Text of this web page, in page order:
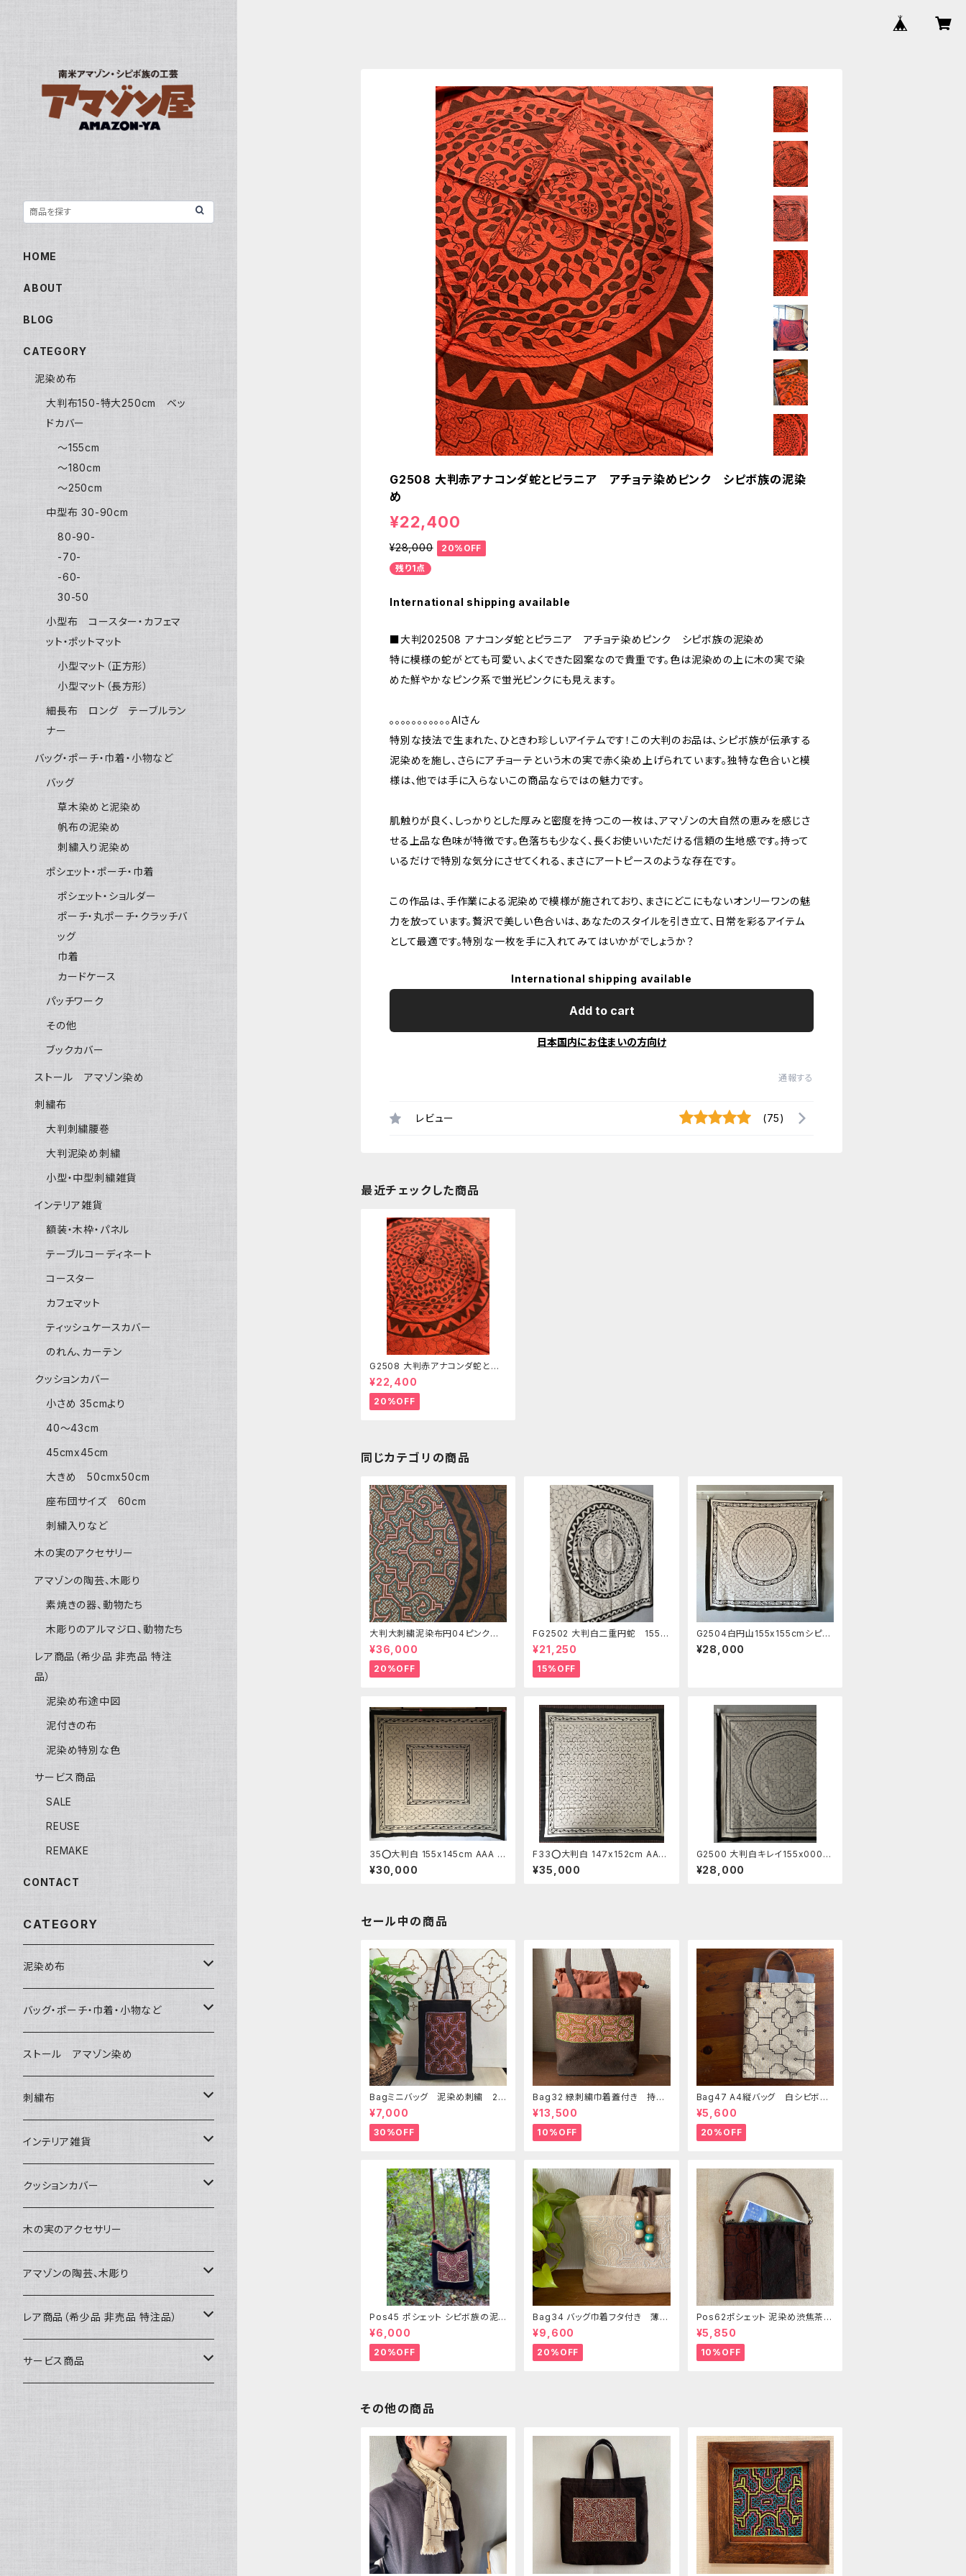
G2508 大判赤アナコンダ蛇とピラニア アチョテ染めピンク シピボ族の泥染
め
¥22,400
¥28,000
20%OFF
残り1点
International shipping available
■大判202508 アナコンダ蛇とピラニア アチョテ染めピンク シピボ族の泥染め
特に模様の蛇がとても可愛い、よくできた図案なので貴重です。色は泥染めの上に木の実で染
めた鮮やかなピンク系で蛍光ピンクにも見えます。
。。。。。。。。。。。AIさん
特別な技法で生まれた、ひときわ珍しいアイテムです！この大判のお品は、シピボ族が伝承する
泥染めを施し、さらにアチョーテという木の実で赤く染め上げられています。独特な色合いと模
様は、他では手に入らないこの商品ならではの魅力です。
肌触りが良く、しっかりとした厚みと密度を持つこの一枚は、アマゾンの大自然の恵みを感じさ
せる上品な色味が特徴です。色落ちも少なく、長くお使いいただける信頼の生地感です。持って
いるだけで特別な気分にさせてくれる、まさにアートピースのような存在です。
この作品は、手作業による泥染めで模様が施されており、まさにどこにもないオンリーワンの魅
力を放っています。贅沢で美しい色合いは、あなたのスタイルを引き立て、日常を彩るアイテム
として最適です。特別な一枚を手に入れてみてはいかがでしょうか？
International shipping available
Add to cart
日本国内にお住まいの方向け
通報する
レビュー (75)
最近チェックした商品
G2508 大判赤アナコンダ蛇とピ
ラニア アチョテ染めピンク シピ
ボ族の泥染め
¥22,400
20%OFF
同じカテゴリの商品
大判大刺繍泥染布円04ピンク
アマゾン・シピボ族の泥染め アヤ
ワスカ AAA タペストリー 先住
民族の工芸 スピリチュアル
¥36,000
20%OFF
FG2502 大判白二重円蛇 155c
m シピボ族の泥染め
¥21,250
15%OFF
G2504白円山155x155cmシピボ
族の泥染め 先住民族の工芸布
伝統工芸 エスニック
¥28,000
35⭕️大判白 155x145cm AAA ア
マゾン シピボ族の泥染め アヤワス
カ四角葉っぱ
¥30,000
F33⭕️大判白 147x152cm AAA
厚地 アマゾン シピボ族の泥染め
シンプル 植物
¥35,000
G2500 大判白キレイ155x000c
mAシピボ族の泥染め 先住民族の
工芸布 伝統工芸 エスニック
¥28,000
セール中の商品
Bagミニバッグ 泥染め刺繍 20
x28cm iPadケース お出かけバ
ッグ 先住民族 工芸 手刺繍 S
hipibo bag 手仕事
¥7,000
30%OFF
Bag32 緑刺繍巾着蓋付き 持ち
手裏泥染め無地 巾着蓋奄美大
島の車輪梅色 シピボバック
¥13,500
10%OFF
Bag47 A4縦バッグ 白シピボ模
様 シピボ族の泥染め
¥5,600
20%OFF
Pos45 ポシェット シピボ族の泥
染め刺繍のショルダー
¥6,000
20%OFF
Bag34 バッグ巾着フタ付き 薄い
ピンク系ベージュ シピボ族の手刺
繍シャーベットカラー
¥9,600
20%OFF
Pos62ポシェット 泥染め渋焦茶フ
ァスナーポーチ 20x18cm 渋い
泥染めアレンジ 男性用小物入
れ 暇の付け替え可能
¥5,850
10%OFF
その他の商品
HOME
ABOUT
BLOG
CATEGORY
泥染め布
大判布150-特大250cm ベッ
ドカバー
〜155cm
〜180cm
〜250cm
中型布 30-90cm
80-90-
-70-
-60-
30-50
小型布 コースター・カフェマ
ット・ポットマット
小型マット（正方形）
小型マット（長方形）
細長布 ロング テーブルラン
ナー
バッグ・ポーチ・巾着・小物など
バッグ
草木染めと泥染め
帆布の泥染め
刺繍入り泥染め
ポシェット・ポーチ・巾着
ポシェット・ショルダー
ポーチ・丸ポーチ・クラッチバ
ッグ
巾着
カードケース
パッチワーク
その他
ブックカバー
ストール アマゾン染め
刺繍布
大判刺繍腰巻
大判泥染め刺繍
小型・中型刺繍雑貨
インテリア雑貨
額装・木枠・パネル
テーブルコーディネート
コースター
カフェマット
ティッシュケースカバー
のれん、カーテン
クッションカバー
小さめ 35cmより
40〜43cm
45cmx45cm
大きめ 50cmx50cm
座布団サイズ 60cm
刺繍入りなど
木の実のアクセサリー
アマゾンの陶芸、木彫り
素焼きの器、動物たち
木彫りのアルマジロ、動物たち
レア商品（希少品 非売品 特注
品）
泥染め布途中図
泥付きの布
泥染め特別な色
サービス商品
SALE
REUSE
REMAKE
CONTACT
CATEGORY
泥染め布
大判布150-特大250cm ベッドカバ
ー
中型布 30-90cm
30-50
小型布 コースター・カフェマット・ポ
ットマット
小型マット（正方形）
細長布 ロング テーブルランナー
バッグ・ポーチ・巾着・小物など
バッグ
草木染めと泥染め
帆布の泥染め
ポシェット・ポーチ・巾着
ポシェット・ショルダー
ポーチ・丸ポーチ・クラッチバッグ
パッチワーク
その他
ブックカバー
ストール アマゾン染め
刺繍布
大判刺繍腰巻
大判泥染め刺繍
小型・中型刺繍雑貨
インテリア雑貨
額装・木枠・パネル
テーブルコーディネート
コースター
カフェマット
ティッシュケースカバー
クッションカバー
小さめ 35cmより
40〜43cm
45cmx45cm
大きめ 50cmx50cm
木の実のアクセサリー
アマゾンの陶芸、木彫り
素焼きの器、動物たち
木彫りのアルマジロ、動物たち
レア商品（希少品 非売品 特注品）
泥染め布途中図
サービス商品